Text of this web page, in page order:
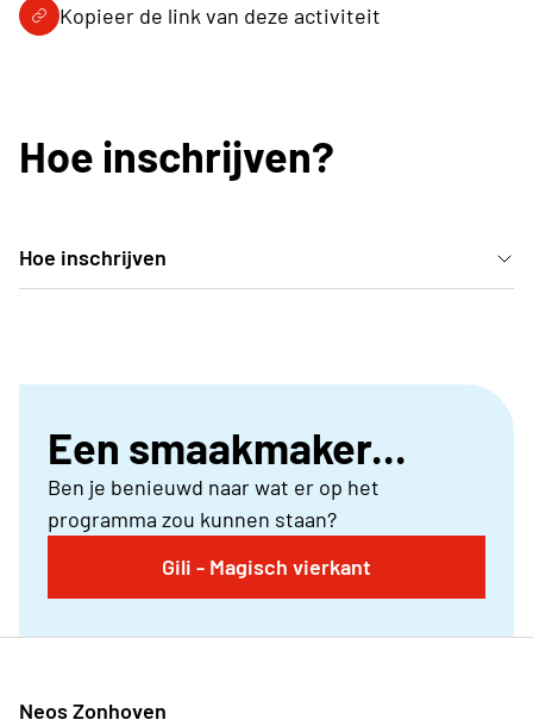
Kopieer de link van deze activiteit
Hoe inschrijven?
Hoe inschrijven
Een smaakmaker...
Ben je benieuwd naar wat er op het
programma zou kunnen staan?
Gili - Magisch vierkant
Neos Zonhoven